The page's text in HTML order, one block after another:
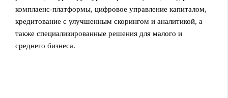
комплаенс‑платформы, цифровое управление капиталом,
кредитование с улучшенным скорингом и аналитикой, а
также специализированные решения для малого и
среднего бизнеса.